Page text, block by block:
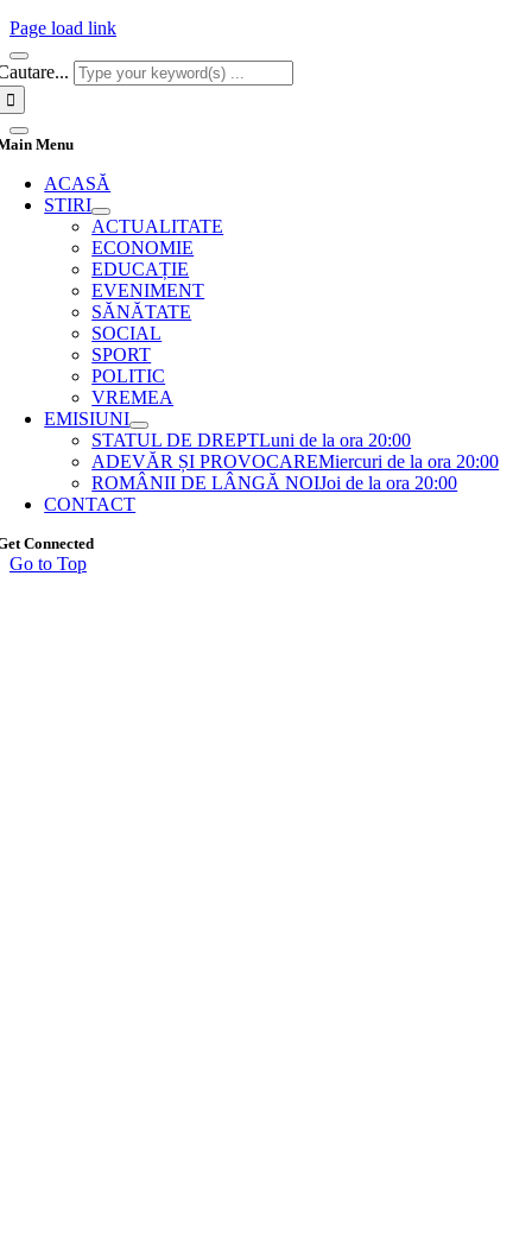
Page load link
Menu
ACASĂ
STIRI
ACTUALITATE
ECONOMIE
EDUCAȚIE
EVENIMENT
SĂNĂTATE
SOCIAL
SPORT
POLITIC
VREMEA
EMISIUNI
STATUL DE DREPTLuni de la ora 20:00
ADEVĂR ȘI PROVOCAREMiercuri de la ora 20:00
ROMÂNII DE LÂNGĂ NOIJoi de la ora 20:00
CONTACT
Connected
Go to Top